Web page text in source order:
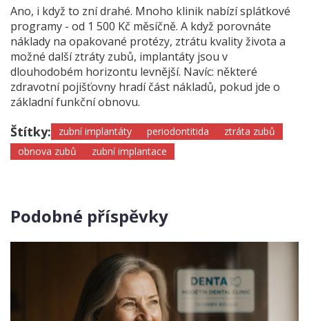
Ano, i když to zní drahé. Mnoho klinik nabízí splátkové
programy - od 1 500 Kč měsíčně. A když porovnáte
náklady na opakované protézy, ztrátu kvality života a
možné další ztráty zubů, implantáty jsou v
dlouhodobém horizontu levnější. Navíc: některé
zdravotní pojišťovny hradí část nákladů, pokud jde o
základní funkční obnovu.
Štítky: zubní implantáty periodontitida
ztráta zubů
obnova zubů
zubní implantace
Podobné příspěvky